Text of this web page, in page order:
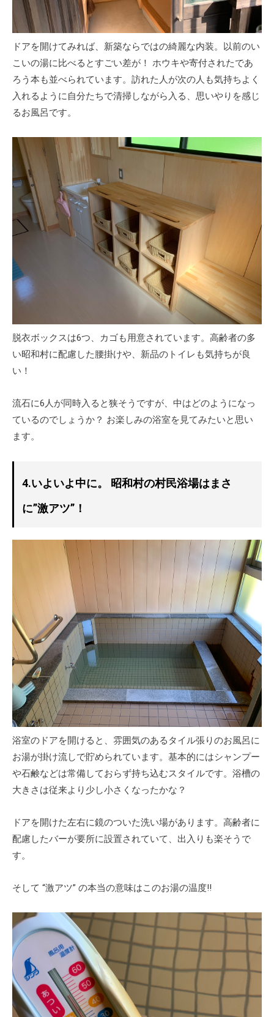
ドアを開けてみれば、新築ならではの綺麗な内装。以前のい
こいの湯に比べるとすごい差が！ ホウキや寄付されたであ
ろう本も並べられています。訪れた人が次の人も気持ちよく
入れるように自分たちで清掃しながら入る、思いやりを感じ
るお風呂です。
脱衣ボックスは6つ、カゴも用意されています。高齢者の多
い昭和村に配慮した腰掛けや、新品のトイレも気持ちが良
い！
流石に6人が同時入ると狭そうですが、中はどのようになっ
ているのでしょうか？ お楽しみの浴室を見てみたいと思い
ます。
4.いよいよ中に。 昭和村の村民浴場はまさ
に”激アツ”！
浴室のドアを開けると、雰囲気のあるタイル張りのお風呂に
お湯が掛け流しで貯められています。基本的にはシャンプー
や石鹸などは常備しておらず持ち込むスタイルです。浴槽の
大きさは従来より少し小さくなったかな？
ドアを開けた左右に鏡のついた洗い場があります。高齢者に
配慮したバーが要所に設置されていて、出入りも楽そうで
す。
そして “激アツ” の本当の意味はこのお湯の温度!!